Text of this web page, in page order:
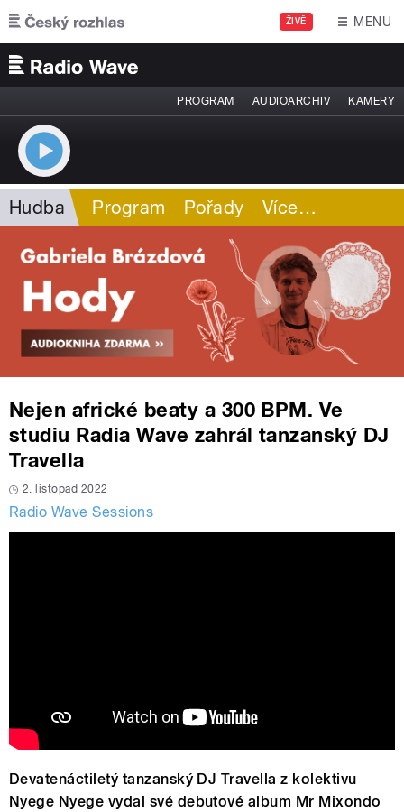
Přejít k hlavnímu obsahu
ŽIVĚ MENU
PROGRAM AUDIOARCHIV KAMERY
Hudba Program Pořady Více…
Nejen africké beaty a 300 BPM. Ve
studiu Radia Wave zahrál tanzanský DJ
Travella
2. listopad 2022
Radio Wave Sessions
Devatenáctiletý tanzanský DJ Travella z kolektivu
Nyege Nyege vydal své debutové album Mr Mixondo